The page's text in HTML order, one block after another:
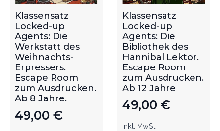
Klassensatz
Locked-up
Agents: Die
Werkstatt des
Weihnachts-
Erpressers.
Escape Room
zum Ausdrucken.
Ab 8 Jahre.
49,00 €
Klassensatz
Locked-up
Agents: Die
Bibliothek des
Hannibal Lektor.
Escape Room
zum Ausdrucken.
Ab 12 Jahre
49,00 €
inkl. MwSt.